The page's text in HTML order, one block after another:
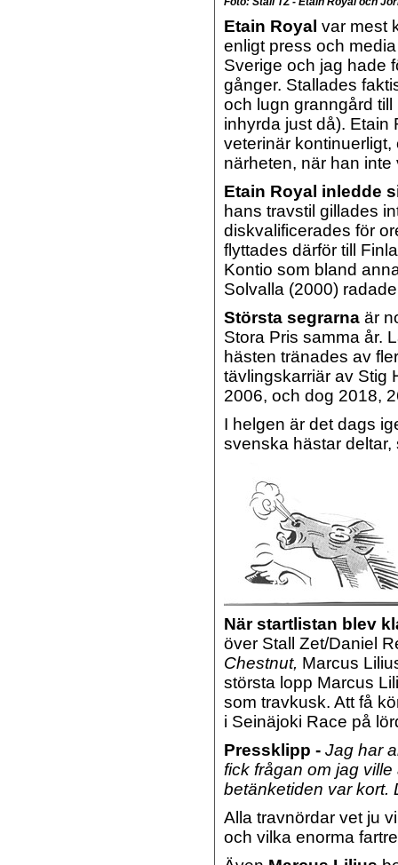
Etain Royal var mest
enligt press och
Sverige och jag hade
gånger. Stallades
och lugn granngård
inhyrda just då). Etain
veterinär
närheten, när han
Etain Royal inledde
hans travstil gillades
diskvalificerades för
flyttades därför till
Kontio som bland
Solvalla (2000)
Största segrarna är
Stora Pris samma år.
hästen tränades av
tävlingskarriär av Stig
2006, och dog 2018,
I helgen är det dags
svenska hästar deltar,
När startlistan blev
över Stall Zet/Daniel
Chestnut, Marcus
största lopp Marcus
som travkusk. Att få
i Seinäjoki Race på
Pressklipp - Jag har
fick frågan om jag
betänketiden var kort.
Alla travnördar vet ju
och vilka enorma